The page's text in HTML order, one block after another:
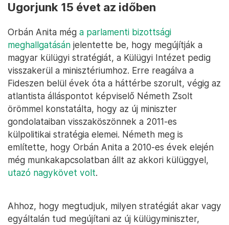
Ugorjunk 15 évet az időben
Orbán Anita még a parlamenti bizottsági
meghallgatásán jelentette be, hogy megújítják a
magyar külügyi stratégiát, a Külügyi Intézet pedig
visszakerül a minisztériumhoz. Erre reagálva a
Fideszen belül évek óta a háttérbe szorult, végig az
atlantista álláspontot képviselő Németh Zsolt
örömmel konstatálta, hogy az új miniszter
gondolataiban visszaköszönnek a 2011-es
külpolitikai stratégia elemei. Németh meg is
említette, hogy Orbán Anita a 2010-es évek elején
még munkakapcsolatban állt az akkori külüggyel,
utazó nagykövet volt.
Ahhoz, hogy megtudjuk, milyen stratégiát akar vagy
egyáltalán tud megújítani az új külügyminiszter,